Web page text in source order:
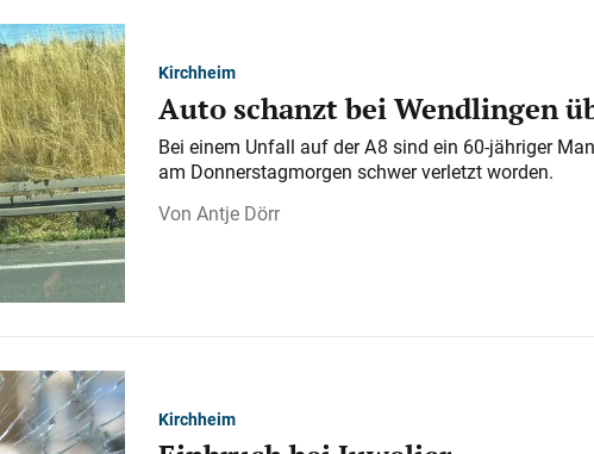
Kirchheim
Auto schanzt bei Wendlingen
Bei einem Unfall auf der A 8 sind ein 60-jähriger
am Donnerstagmorgen schwer verletzt worden.
Antje Dörr
Kirchheim